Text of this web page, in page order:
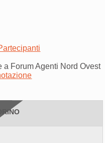
Forum Agenti Nord Ovest